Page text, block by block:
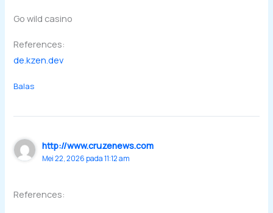
Go wild casino
References:
de.kzen.dev
Balas
http://www.cruzenews.com
Mei 22, 2026 pada 11:12 am
References: